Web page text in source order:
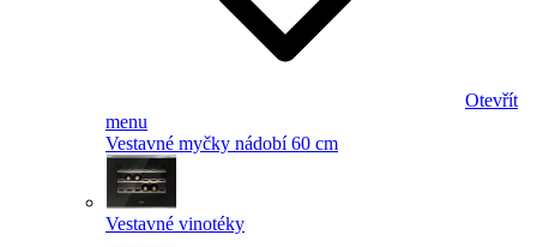
Otevřít
menu
Vestavné myčky nádobí 60 cm
Vestavné vinotéky